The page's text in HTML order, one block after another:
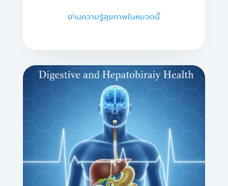
อ่านความรู้สุขภาพในหมวดนี้